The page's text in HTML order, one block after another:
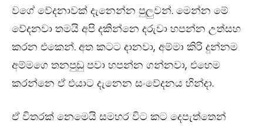
වගේ වේදනාවක් දැනෙන්න පුලුවන්. මෙන්න මේ
වේදනවා තමයි අපි දකින්නෙ දරුවා හපන්න උත්සහ
කරන එකෙන්. අත කටට දානවා, අම්මා කිරි දුන්නම
අම්මගෙ තනපුඩු පවා හපන්න ගන්නවා, එහෙම
කරන්නෙ ඒ එයාට දැනෙන සංවේදනය හින්දා.
ඒ විතරක් නෙමෙයි සමහර විට කට දෙපැත්තෙන්